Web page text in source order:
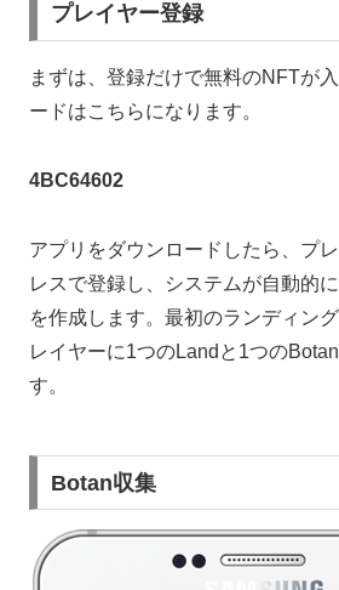
プレイヤー登録
まずは、登録だけで無料のNFTが
ードはこちらになります。
4BC64602
アプリをダウンロードしたら、プ
レスで登録し、システムが自動的
を作成します。最初のランディン
レイヤーに1つのLandと1つの
す。
Botan収集